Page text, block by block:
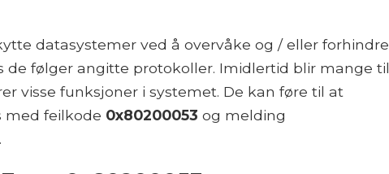
datasystemer ved å overvåke og / eller forhindre
følger angitte protokoller. Imidlertid blir mange til
visse funksjoner i systemet. De kan føre til at
med feilkode 0x80200053 og melding
.